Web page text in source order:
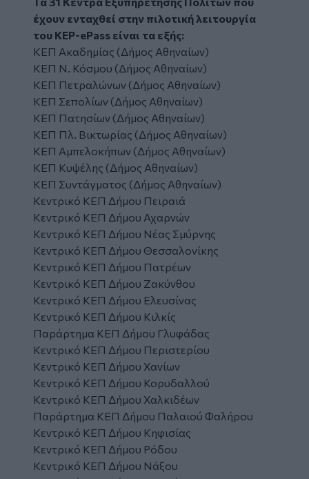
έχουν ενταχθεί στην πιλοτική λειτουργία
του KEP-ePass είναι τα εξής:
ΚΕΠ Ακαδημίας (Δήμος Αθηναίων)
ΚΕΠ Ν. Κόσμου (Δήμος Αθηναίων)
ΚΕΠ Πετραλώνων (Δήμος Αθηναίων)
ΚΕΠ Σεπολίων (Δήμος Αθηναίων)
ΚΕΠ Πατησίων (Δήμος Αθηναίων)
ΚΕΠ Πλ. Βικτωρίας (Δήμος Αθηναίων)
ΚΕΠ Αμπελοκήπων (Δήμος Αθηναίων)
ΚΕΠ Κυψέλης (Δήμος Αθηναίων)
ΚΕΠ Συντάγματος (Δήμος Αθηναίων)
Κεντρικό ΚΕΠ Δήμου Πειραιά
Κεντρικό ΚΕΠ Δήμου Αχαρνών
Κεντρικό ΚΕΠ Δήμου Νέας Σμύρνης
Κεντρικό ΚΕΠ Δήμου Θεσσαλονίκης
Κεντρικό ΚΕΠ Δήμου Πατρέων
Κεντρικό ΚΕΠ Δήμου Ζακύνθου
Κεντρικό ΚΕΠ Δήμου Ελευσίνας
Κεντρικό ΚΕΠ Δήμου Κιλκίς
Παράρτημα ΚΕΠ Δήμου Γλυφάδας
Κεντρικό ΚΕΠ Δήμου Περιστερίου
Κεντρικό ΚΕΠ Δήμου Χανίων
Κεντρικό ΚΕΠ Δήμου Κορυδαλλού
Κεντρικό ΚΕΠ Δήμου Χαλκιδέων
Παράρτημα ΚΕΠ Δήμου Παλαιού Φαλήρου
Κεντρικό ΚΕΠ Δήμου Κηφισίας
Κεντρικό ΚΕΠ Δήμου Ρόδου
Κεντρικό ΚΕΠ Δήμου Νάξου